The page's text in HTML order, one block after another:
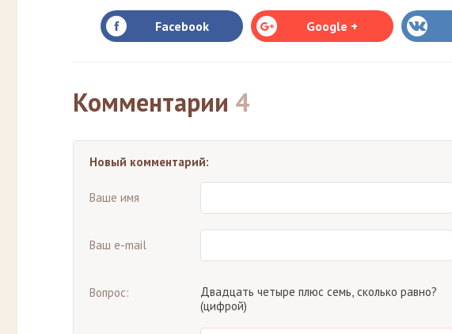
Facebook Google +
Комментарии 4
Новый комментарий:
Ваше имя
Ваш e-mail
Вопрос:
Двадцать четыре плюс семь, сколько равно?
(цифрой)